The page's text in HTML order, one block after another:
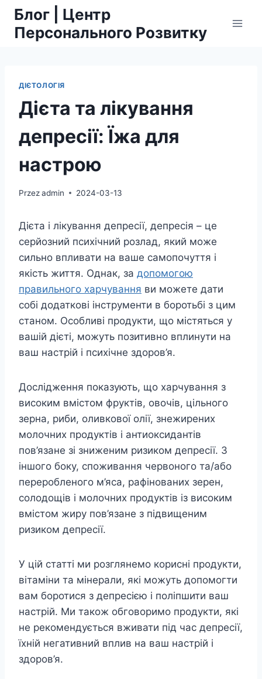
Przejdź
treści
Блог | Центр
Персонального Розвитку
ДІЄТОЛОГІЯ
Дієта та лікування
депресії: Їжа для
настрою
Przezadmin 2024-03-13
Дієта і лікування депресії, депресія – це
серйозний психічний розлад, який може
сильно впливати на ваше самопочуття і
якість життя. Однак, за допомогою
правильного харчування ви можете дати
собі додаткові інструменти в боротьбі з цим
станом. Особливі продукти, що містяться у
вашій дієті, можуть позитивно вплинути на
ваш настрій і психічне здоров’я.
Дослідження показують, що харчування з
високим вмістом фруктів, овочів, цільного
зерна, риби, оливкової олії, знежирених
молочних продуктів і антиоксидантів
пов’язане зі зниженим ризиком депресії. З
іншого боку, споживання червоного та/або
переробленого м’яса, рафінованих зерен,
солодощів і молочних продуктів із високим
вмістом жиру пов’язане з підвищеним
ризиком депресії.
У цій статті ми розглянемо корисні продукти,
вітаміни та мінерали, які можуть допомогти
вам боротися з депресією і поліпшити ваш
настрій. Ми також обговоримо продукти, які
не рекомендується вживати під час депресії,
їхній негативний вплив на ваш настрій і
здоров’я.